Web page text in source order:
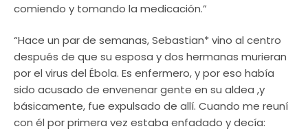
comiendo y tomando la medicación.”
“Hace un par de semanas, Sebastian* vino al centro
después de que su esposa y dos hermanas murieran
por el virus del Ébola. Es enfermero, y por eso había
sido acusado de envenenar gente en su aldea ,y
básicamente, fue expulsado de allí. Cuando me reuní
con él por primera vez estaba enfadado y decía: